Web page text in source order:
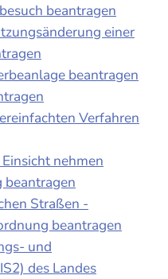
beantragen
einer
beantragen
Verfahren
nehmen
Straßen -
beantragen
und
des Landes